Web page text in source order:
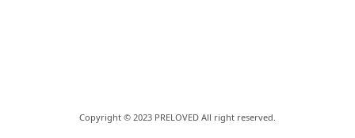
Copyright © 2023 PRELOVED All right reserved.